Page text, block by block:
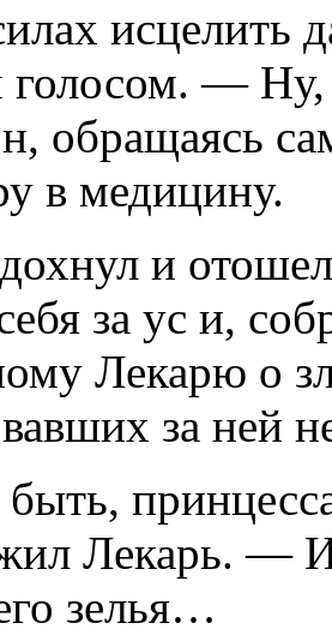
исцелить
голосом. —
обращаясь
в медицину.
и
за ус и,
Лекарю о
за ней
Лекарь. —
зелья…